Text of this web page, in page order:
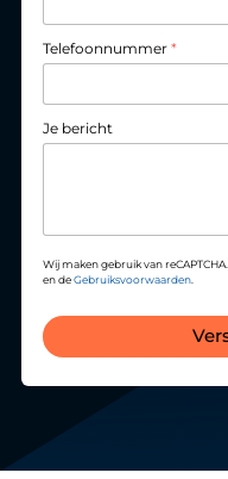
Telefoonnummer *
Je bericht
Wij maken gebruik van
en deGebruiksvoorwaarden.